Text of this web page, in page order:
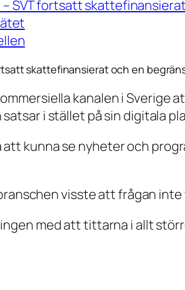
– SVT fortsatt
skattefinansierat och en
kanalen i
i stället på sin digitala
kunna se nyheter och
visste att frågan inte
med att tittarna i allt